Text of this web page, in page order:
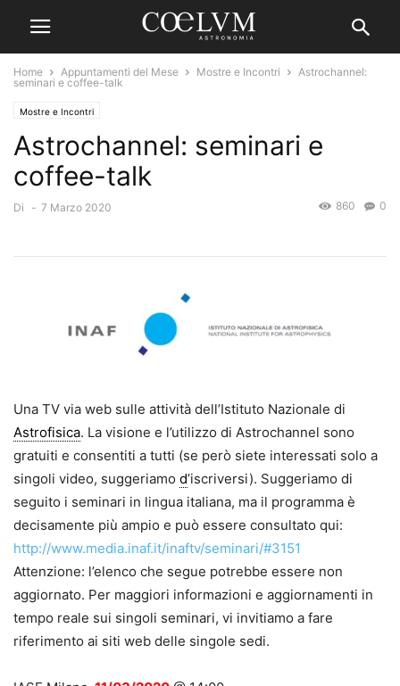
Home Appuntamenti del Mese Mostre e Incontri
Astrochannel:
seminari e coffee-talk
Mostre e Incontri
Astrochannel: seminari e
coffee-talk
Di - 7 Marzo 2020 0
860
Una TV via web sulle attività dell’Istituto Nazionale di
Astrofisica. La visione e l’utilizzo di Astrochannel sono
gratuiti e consentiti a tutti (se però siete interessati solo a
singoli video, suggeriamo d’iscriversi). Suggeriamo di
seguito i seminari in lingua italiana, ma il programma è
decisamente più ampio e può essere consultato qui:
http://www.media.inaf.it/inaftv/seminari/#3151
Attenzione: l’elenco che segue potrebbe essere non
aggiornato. Per maggiori informazioni e aggiornamenti in
tempo reale sui singoli seminari, vi invitiamo a fare
riferimento ai siti web delle singole sedi.